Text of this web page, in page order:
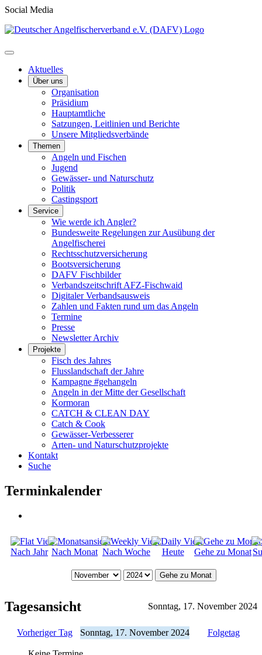
Social Media
Aktuelles
Über uns
Organisation
Präsidium
Hauptamtliche
Satzungen, Leitlinien und Berichte
Unsere Mitgliedsverbände
Themen
Angeln und Fischen
Jugend
Gewässer- und Naturschutz
Politik
Castingsport
Service
Wie werde ich Angler?
Bundesweite Regelungen zur Ausübung der
Angelfischerei
Rechtsschutzversicherung
Bootsversicherung
DAFV Fischbilder
Verbandszeitschrift AFZ-Fischwaid
Digitaler Verbandsausweis
Zahlen und Fakten rund um das Angeln
Termine
Presse
Newsletter Archiv
Projekte
Fisch des Jahres
Flusslandschaft der Jahre
Kampagne #gehangeln
Angeln in der Mitte der Gesellschaft
Kormoran
CATCH & CLEAN DAY
Catch & Cook
Gewässer-Verbesserer
Arten- und Naturschutzprojekte
Kontakt
Suche
Terminkalender
Nach Jahr Nach Monat Nach Woche Heute Gehe zu Monat
Gehe zu Monat
Tagesansicht Sonntag, 17. November 2024
Vorheriger Tag Sonntag, 17. November 2024 Folgetag